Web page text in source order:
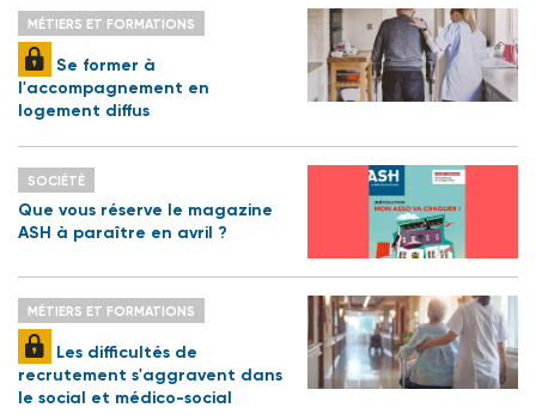
MÉTIERS ET FORMATIONS
Se former à
l'accompagnement en
logement diffus
SOCIÉTÉ
Que vous réserve le magazine
ASH à paraître en avril ?
MÉTIERS ET FORMATIONS
Les difficultés de
recrutement s'aggravent dans
le social et médico-social